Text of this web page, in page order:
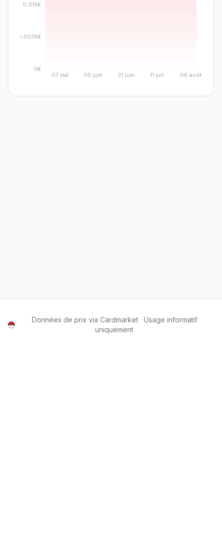
07 mai 05 juin 21 juin 11 juil. 06 août
0€
0.0075€
0.015€
Données de prix via Cardmarket · Usage informatif
uniquement